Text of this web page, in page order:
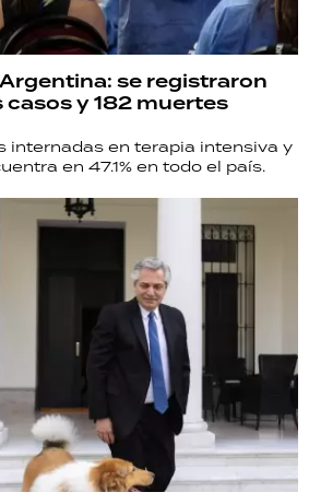
se registraron
y 182 muertes
internadas en terapia intensiva y
en 47.1% en todo el país.